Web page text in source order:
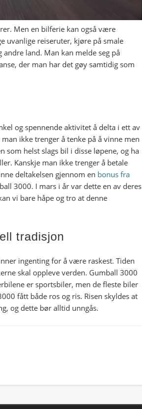
Men en bilferie kan også være
uvanlige reiseruter, kjøre på smale
land. Man kan melde seg på
der man har det gøy samtidig som
og spennende aktivitet å delta i ett av
ikke trenger å tenke på å vinne men
som helst slags bil i disse løpene, og ha
Kanskje man ikke trenger å betale
deltakelsen gjennom en bonus fra
3000. I mars i år var dette en av deres
vi bare håpe og tro at denne
tradisjon
ingenting for å være raskest. Tiden
skal oppleve verden. Gumball 3000
er sportsbiler, men de fleste biler
fått både ros og ris. Risen skyldes at
og dette bør alltid unngås.